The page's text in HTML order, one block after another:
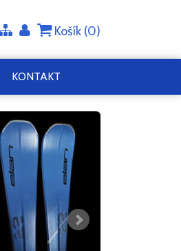
Košík (0)
KONTAKT